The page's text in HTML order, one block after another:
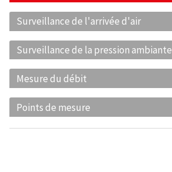
Surveillance de l'arrivée d'air
Surveillance de la pression ambiante
Mesure du débit
Points de mesure